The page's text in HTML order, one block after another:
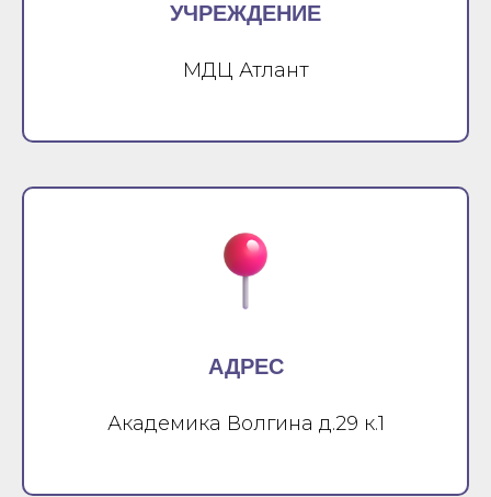
УЧРЕЖДЕНИЕ
МДЦ Атлант
АДРЕС
Академика Волгина д.29 к.1